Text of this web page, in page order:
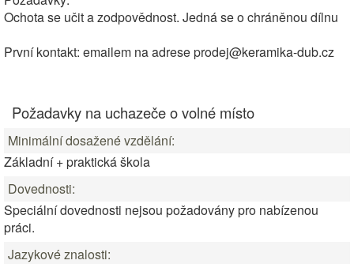
Ochota se učit a zodpovědnost. Jedná se o chráněnou dílnu
První kontakt: emailem na adrese prodej@keramika-dub.cz
Požadavky na uchazeče o volné místo
Minimální dosažené vzdělání:
Základní + praktická škola
Dovednosti:
Speciální dovednosti nejsou požadovány pro nabízenou
práci.
Jazykové znalosti: